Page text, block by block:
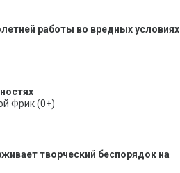
работы во вредных условиях
Фрик (0+)
творческий беспорядок на